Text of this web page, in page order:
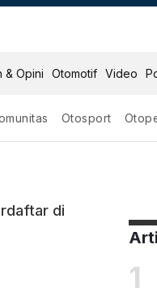
& Opini Otomotif Video
Otosport
di
1